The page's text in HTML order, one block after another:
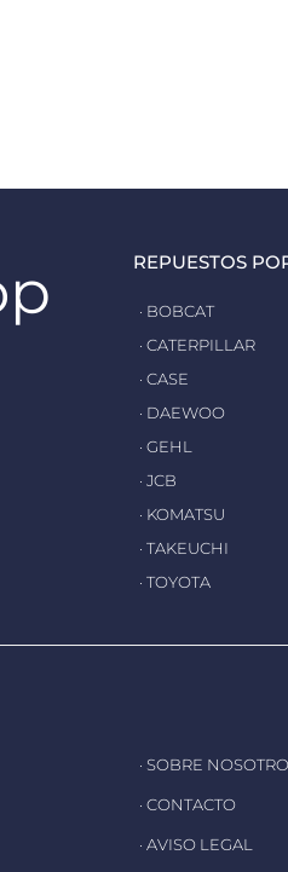
REPUESTOS
· BOBCAT
· CATERPILLAR
· CASE
· DAEWOO
· GEHL
· JCB
· KOMATSU
· TAKEUCHI
· TOYOTA
· SOBRE
· CONTACTO
· AVISO LEGAL